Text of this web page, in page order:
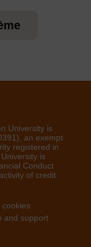
University is
an exempt
registered in
is
Conduct
of credit
cookies
and support